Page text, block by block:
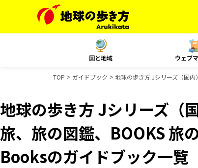
国と地域 ウェブ
TOP ガイドブック 地球の歩き方 Jシリーズ（国
地球の歩き方 Jシリーズ（
旅、旅の図鑑、BOOKS 旅
Booksのガイドブック一覧